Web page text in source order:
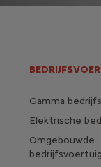
Gamma
Elektrische
Omgebouwde